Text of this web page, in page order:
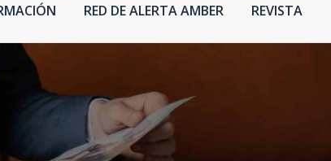
RED DE ALERTA AMBER REVISTA